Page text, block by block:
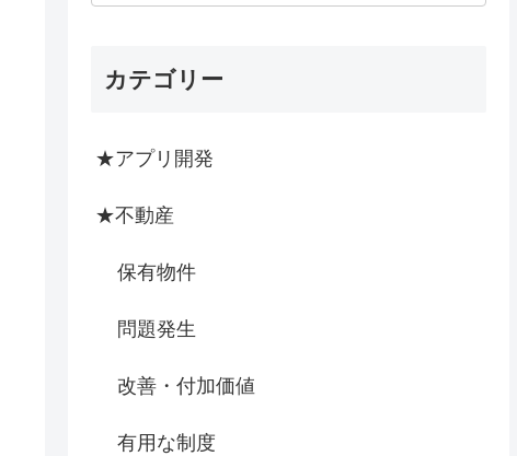
カテゴリー
★アプリ開発
★不動産
保有物件
問題発生
改善・付加価値
有用な制度